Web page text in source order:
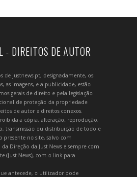
- DIREITOS DE AUTOR
de justnews.pt, designadamente, os
as imagens, e a publicidade, estão
gerais de direito e pela legislação
de proteção da propriedade
de autor e direitos conexos.
a cópia, alteração, reprodução,
transmissão ou distribuição de todo e
presente no site, salvo com
Direção da Just News e sempre com
(Just News), com o link para
antecede, o utilizador pode